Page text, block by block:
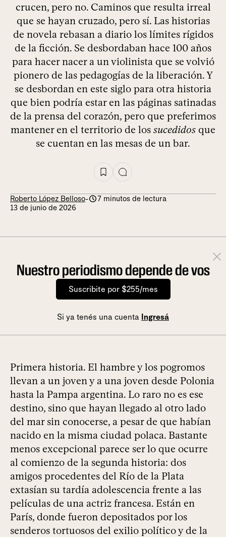
crucen, pero no. Caminos que resulta irreal
que se hayan cruzado, pero sí. Las historias
de novela rebasan a diario los límites rígidos
de la ficción. Se desbordaban hace 100 años
para hacer nacer a un violinista que se volvió
pionero de las pedagogías de la liberación. Y
se desbordan en este siglo para otra historia
que bien podría estar en las páginas satinadas
de la prensa del corazón, pero que preferimos
mantener en el territorio de los sucedidos que
se cuentan en las mesas de un bar.
Roberto López Belloso-
7 minutos de lectura
13 de junio de 2026
Nuestro periodismo depende de vos
Suscribite por $255/mes
Si ya tenés una cuenta Ingresá
Primera historia. El hambre y los pogromos
llevan a un joven y a una joven desde Polonia
hasta la Pampa argentina. Lo raro no es ese
destino, sino que hayan llegado al otro lado
del mar sin conocerse, a pesar de que habían
nacido en la misma ciudad polaca. Bastante
menos excepcional parece ser lo que ocurre
al comienzo de la segunda historia: dos
amigos procedentes del Río de la Plata
extasían su tardía adolescencia frente a las
películas de una actriz francesa. Están en
París, donde fueron depositados por los
senderos tortuosos del exilio político y de la